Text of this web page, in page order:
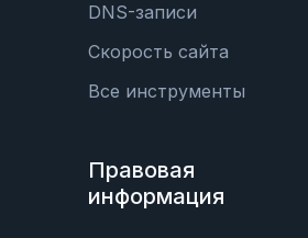
DNS-записи
Скорость сайта
Все инструменты
Правовая
информация